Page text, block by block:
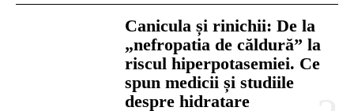
Canicula și rinichii: De la
„nefropatia de căldură” la
riscul hiperpotasemiei. Ce
spun medicii și studiile
despre hidratare